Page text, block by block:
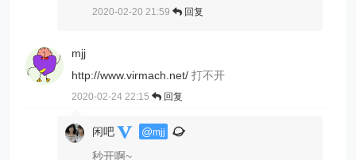
2020-02-20 21:59 回复
mjj
http://www.virmach.net/ 打不开
2020-02-24 22:15 回复
闲吧 @mjj
秒开啊~